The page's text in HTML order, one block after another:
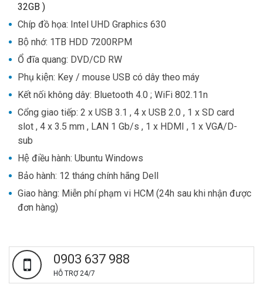
32GB )
Chíp đồ họa: Intel UHD Graphics 630
Bộ nhớ: 1TB HDD 7200RPM
Ổ đĩa quang: DVD/CD RW
Phụ kiện: Key / mouse USB có dây theo máy
Kết nối không dây: Bluetooth 4.0 ; WiFi 802.11n
Cổng giao tiếp: 2 x USB 3.1 , 4 x USB 2.0 , 1 x SD card
slot , 4 x 3.5 mm , LAN 1 Gb/s , 1 x HDMI , 1 x VGA/D-
sub
Hệ điều hành: Ubuntu Windows
Bảo hành: 12 tháng chính hãng Dell
Giao hàng: Miễn phí phạm vi HCM (24h sau khi nhận được
đơn hàng)
0903 637 988
HỖ TRỢ 24/7